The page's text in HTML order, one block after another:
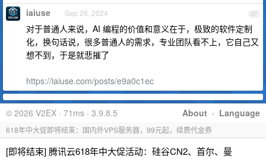
27
iaiuse Sep 26, 2024
对于普通人来说，AI 编程的价值和意义在于，极致的软件定制
化，换句话说，很多普通人的需求，专业团队看不上，它自己又
想不到，于是就悲摧了
https://iaiuse.com/posts/e9a0c1ec
About · Language
© 2026 V2EX · 71ms · 3.9.8.5
618年中大促即将结束：国内外VPS服务器，99元起，续费代金券
[即将结束] 腾讯云618年中大促活动：硅谷CN2、首尔、曼